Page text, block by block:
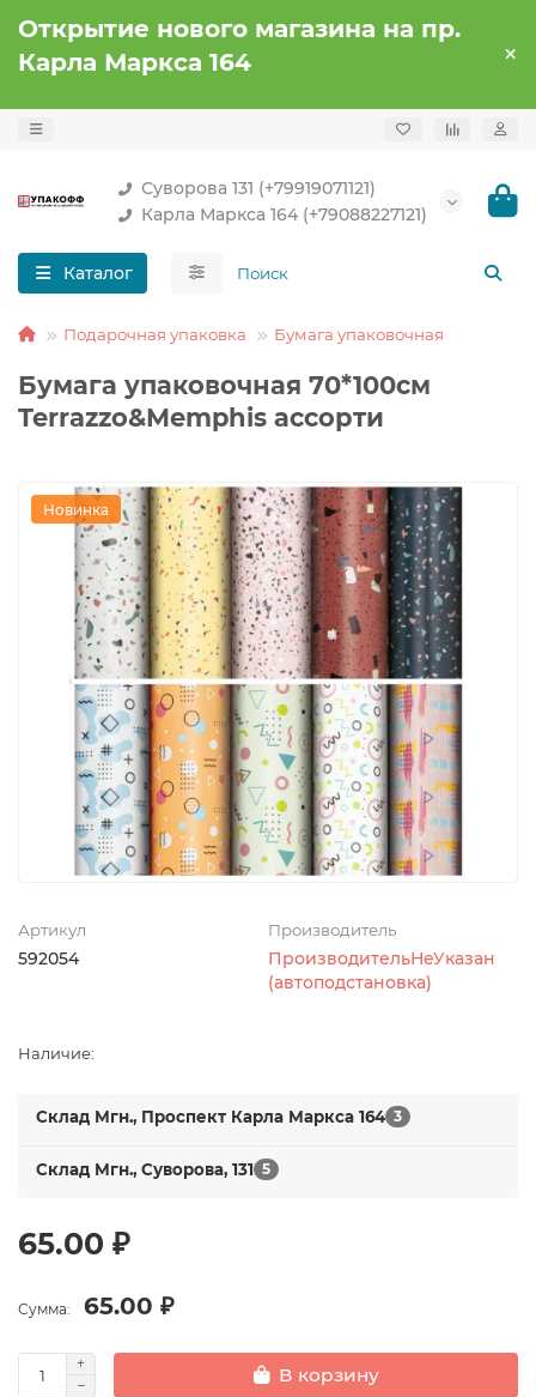
Открытие нового магазина на пр.
Карла Маркса 164
Суворова 131 (+79919071121)
Карла Маркса 164 (+79088227121)
Каталог
Подарочная упаковка Бумага упаковочная
Бумага упаковочная 70*100см
Terrazzo&Memphis ассорти
Новинка
Артикул
592054
Производитель
ПроизводительНеУказан
(автоподстановка)
Наличие:
Склад Мгн., Проспект Карла Маркса 164 3
Склад Мгн., Суворова, 131 5
65.00 ₽
Сумма: 65.00 ₽
В корзину